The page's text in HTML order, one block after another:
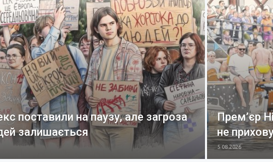
поставили на паузу, але загроза
залишається
Прем’єр
не
5.08.2026